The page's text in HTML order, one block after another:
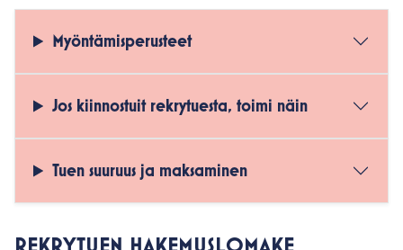
Myöntämisperusteet
Jos kiinnostuit rekrytuesta, toimi näin
Tuen suuruus ja maksaminen